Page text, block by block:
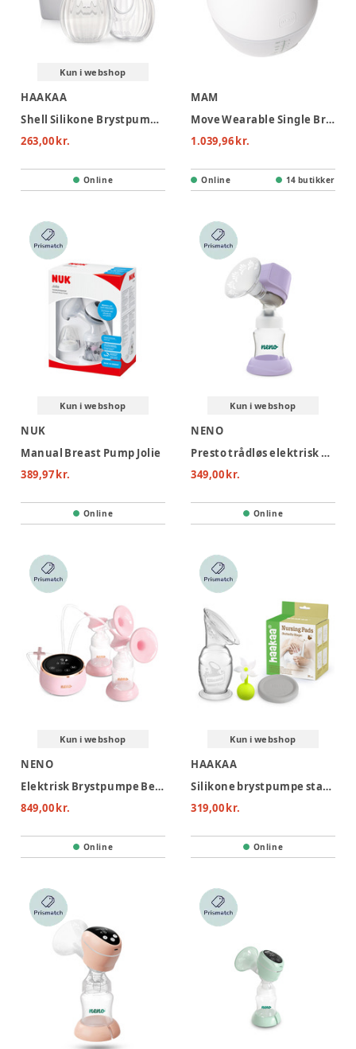
Kun i webshop
HAAKAA
Shell Silikone Brystpumpe/opsamler 75ml - 2-pak
263,00 kr.
Online
MAM
Move Wearable Single Breast Pump
1.039,96 kr.
Online 14 butikker
Kun i webshop
NUK
Manual Breast Pump Jolie
389,97 kr.
Online
Kun i webshop
NENO
Presto trådløs elektrisk brystpumpe
349,00 kr.
Online
Kun i webshop
NENO
Elektrisk Brystpumpe Bella Double
849,00 kr.
Online
Kun i webshop
HAAKAA
Silikone brystpumpe startpakke 150 ml
319,00 kr.
Online